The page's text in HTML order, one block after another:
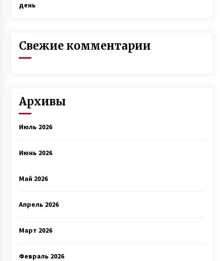
день
Свежие комментарии
Архивы
Июль 2026
Июнь 2026
Май 2026
Апрель 2026
Март 2026
Февраль 2026